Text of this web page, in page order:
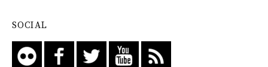
SOCIAL